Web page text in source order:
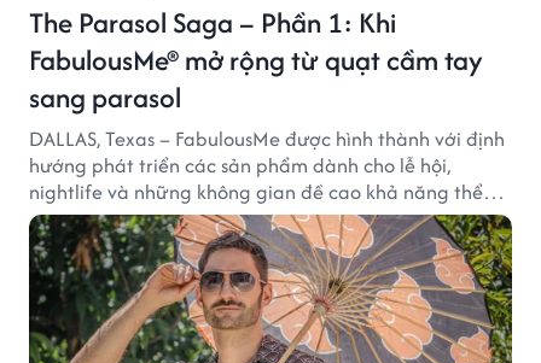
The Parasol Saga – Phần 1: Khi
FabulousMe® mở rộng từ quạt cầm tay
sang parasol
DALLAS, Texas – FabulousMe được hình thành với định
hướng phát triển các sản phẩm dành cho lễ hội,
nightlife và những không gian đề cao khả năng thể
hiện bản thân. Trong quá trình xây dựng thương hiệu,
quạt cầm tay trở thành dòng sản phẩm tạo được
thành công ban đầu, giúp FabulousMe từng bước mở
rộng mức độ hiện diện trên thị trường.